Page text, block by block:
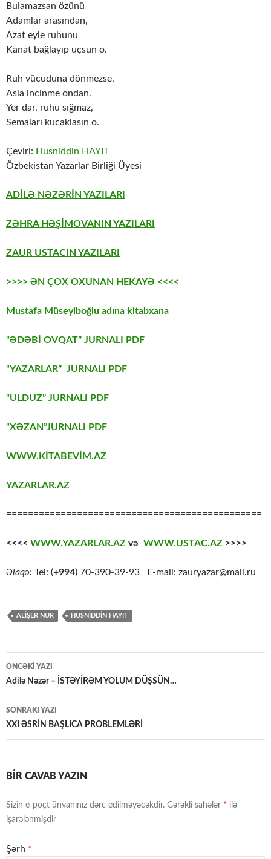
Bulamazsan özünü
Adamlar arasından,
Azat eyle ruhunu
Kanat bağlayıp uçsun o.
Ruh vücuduna dönmezse,
Asla incinme ondan.
Yer dar, ruhu sığmaz,
Semaları kucaklasın o.
Çeviri: Husniddin HAYIT
Özbekistan Yazarlar Birliği Üyesi
ADİLƏ NƏZƏRİN YAZILARI
ZƏHRA HƏŞİMOVANIN YAZILARI
ZAUR USTACIN YAZILARI
>>>> ƏN ÇOX OXUNAN HEKAYƏ <<<<
Mustafa Müseyiboğlu adına kitabxana
“ƏDƏBİ OVQAT” JURNALI PDF
“YAZARLAR” JURNALI PDF
“ULDUZ” JURNALI PDF
“XƏZAN”JURNALI PDF
WWW.KİTABEVİM.AZ
YAZARLAR.AZ
===============================================
<<<< WWW.YAZARLAR.AZ və WWW.USTAC.AZ >>>>
Əlaqə: Tel: (+994) 70-390-39-93 E-mail: zauryazar@mail.ru
ALIŞER NUR HUSNIDDIN HAYIT
Yazılar
üzrə
naviqasiya
ÖNCƏKI YAZI
Adilə Nəzər – İSTƏYİRƏM YOLUM DÜŞSÜN…
SONRAKI YAZI
XXI ƏSRİN BAŞLICA PROBLEMLƏRİ
BIR CAVAB YAZIN
Sizin e-poçt ünvanınız dərc edilməyəcəkdir. Gərəkli sahələr * ilə
işarələnmişdir
Şərh *